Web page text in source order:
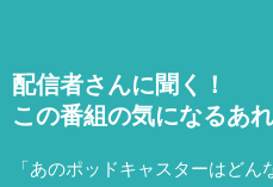
配信者さんに聞く！
この番組の気になるあ
「あのポッドキャスターはど